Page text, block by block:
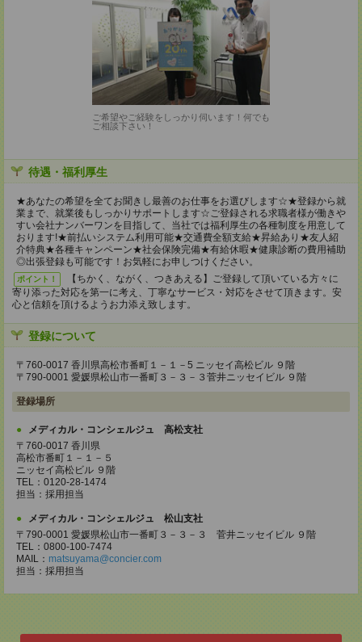
ご希望やご経験をしっかり伺います！何でも
ご相談下さい！
待遇・福利厚生
★あなたの希望を全てお聞きし最善のお仕事をお選びします☆★登録から就
業まで、就業後もしっかりサポートします☆ご登録される求職者様が働きや
すい会社ナンバーワンを目指して、当社では福利厚生の各種制度を用意して
おります!★前払いシステム利用可能★交通費全額支給★昇給あり★友人紹
介特典★各種キャンペーン★社会保険完備★有給休暇★健康診断の費用補助
◎出張登録も可能です！お気軽にお申しつけください。
ポイント！
【ちかく、ながく、つきあえる】ご登録して頂いている方々に
寄り添った対応を第一に考え、丁寧なサービス・対応をさせて頂きます。安
心と信頼を頂けるようお力添え致します。
登録について
〒760-0017 香川県高松市番町１－１－5 ニッセイ高松ビル ９階
〒790-0001 愛媛県松山市一番町３－３－３菅井ニッセイビル ９階
登録場所
メディカル・コンシェルジュ 高松支社
〒760-0017 香川県
高松市番町１－１－５
ニッセイ高松ビル ９階
TEL：0120-28-1474
担当：採用担当
メディカル・コンシェルジュ 松山支社
〒790-0001 愛媛県松山市一番町３－３－３ 菅井ニッセイビル ９階
TEL：0800-100-7474
MAIL： matsuyama@concier.com
担当：採用担当